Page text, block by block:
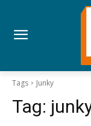
Tags Junky
Tag: